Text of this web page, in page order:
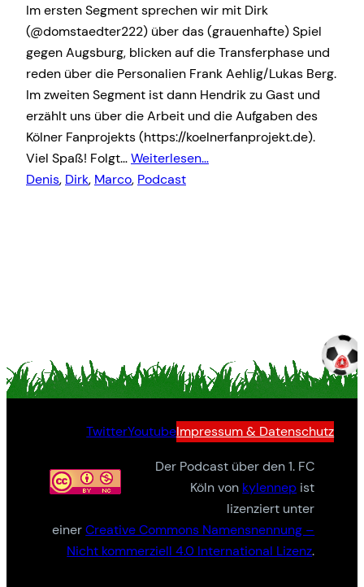
Im ersten Segment sprechen wir mit Dirk
(@domstaedter222) über das (grauenhafte) Spiel
gegen Augsburg, blicken auf die Transferphase und
reden über die Personalien Frank Aehlig/Lukas Berg.
Im zweiten Segment ist dann Hendrik zu Gast und
erzählt uns über die Arbeit und die Aufgaben des
Kölner Fanprojekts (https://koelnerfanprojekt.de).
Viel Spaß! Folgt…Weiterlesen…
Denis, Dirk, Marco, Podcast
TwitterYoutubeImpressum & Datenschutz
Der Podcast über den 1. FC
Köln von kylennep ist
lizenziert unter
einerCreative Commons Namensnennung –
Nicht kommerziell 4.0 International Lizenz.